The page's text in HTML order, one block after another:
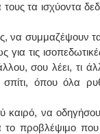
τα ισχύοντα
να συμμαζέψουν
τις
σου λέει, τι
όπου όλα
καιρό, να
προβλέψιμο που
ΑΡΩΝΗΣ
2